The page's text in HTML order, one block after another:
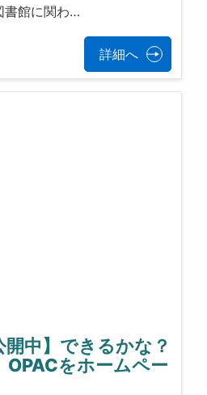
書館に関わ…
詳細へ
開中】できるかな？
をホームペー